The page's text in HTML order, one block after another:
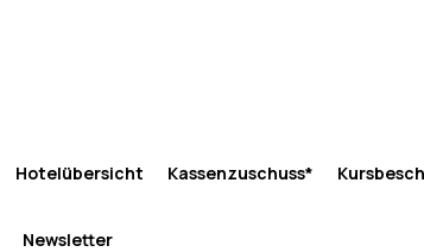
Hotelübersicht Kassenzuschuss*
Newsletter